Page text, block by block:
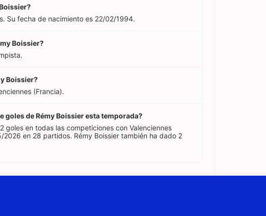
Su fecha de nacimiento es 22/02/1994.
Boissier?
Boissier?
(Francia).
goles de Rémy Boissier esta temporada?
goles en todas las competiciones con Valenciennes
en 28 partidos. Rémy Boissier también ha dado 2